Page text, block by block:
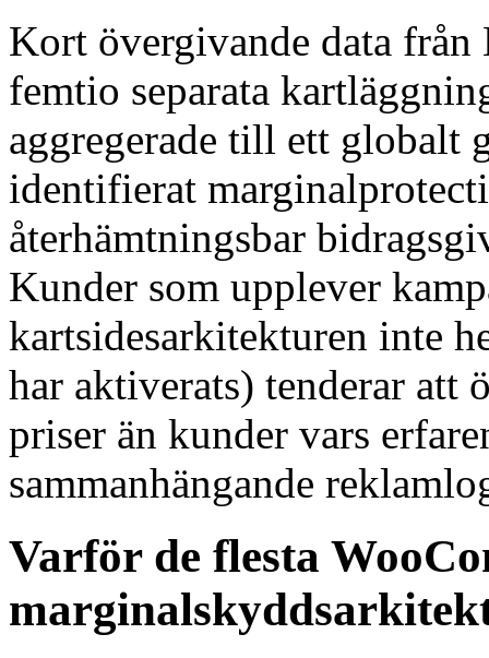
Kort övergivande data
femtio separata
aggregerade till ett globalt
identifierat
återhämtningsbar
Kunder som upplever
kartsidesarkitekturen inte
har aktiverats) tenderar att
priser än kunder vars
sammanhängande
Varför de flesta